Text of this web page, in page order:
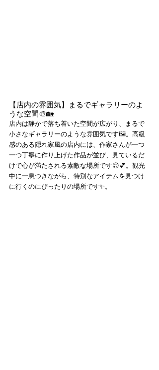
【店内の雰囲気】まるでギャラリーのよ
うな空間🎨🏡
店内は静かで落ち着いた空間が広がり、まるで
小さなギャラリーのような雰囲気です🖼️。高級
感のある隠れ家風の店内には、作家さんが一つ
一つ丁寧に作り上げた作品が並び、見ているだ
けで心が満たされる素敵な場所です😌💕。観光
中に一息つきながら、特別なアイテムを見つけ
に行くのにぴったりの場所です✨。